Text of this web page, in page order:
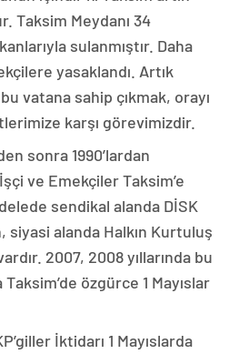
Taksim Meydanı 34
sulanmıştır. Daha
yasaklandı. Artık
bu vatana sahip çıkmak, orayı
karşı görevimizdir.
sonra 1990’lardan
ve Emekçiler Taksim’e
sendikal alanda DİSK
siyasi alanda Halkın Kurtuluş
2007, 2008 yıllarında bu
özgürce 1 Mayıslar
İktidarı 1 Mayıslarda